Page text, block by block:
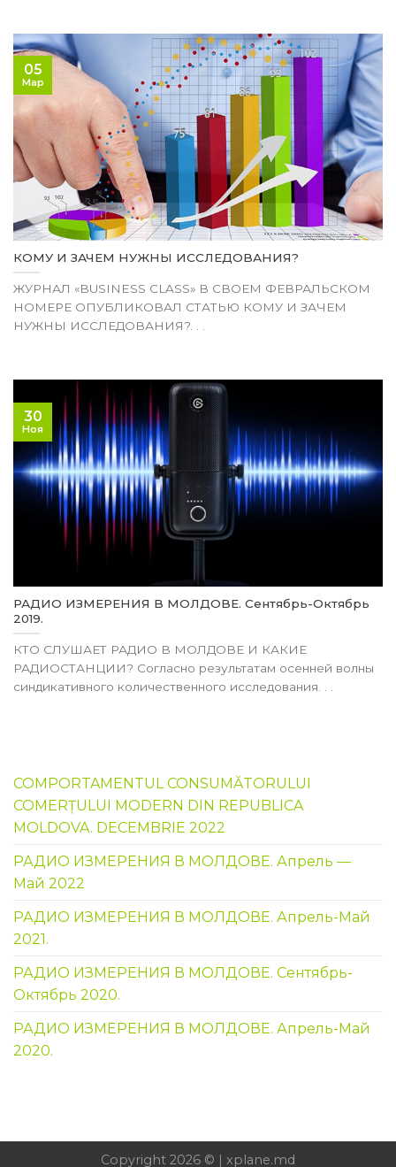
КОМУ И ЗАЧЕМ НУЖНЫ ИССЛЕДОВАНИЯ?
ЖУРНАЛ «BUSINESS CLASS» В СВОЕМ ФЕВРАЛЬСКОМ
НОМЕРЕ ОПУБЛИКОВАЛ СТАТЬЮ КОМУ И ЗАЧЕМ
НУЖНЫ ИССЛЕДОВАНИЯ?. . .
05
Мар
РАДИО ИЗМЕРЕНИЯ В МОЛДОВЕ. Сентябрь-Октябрь
2019.
КТО СЛУШАЕТ РАДИО В МОЛДОВЕ И КАКИЕ
РАДИОСТАНЦИИ? Согласно результатам осенней волны
синдикативного количественного исследования. . .
30
Ноя
COMPORTAMENTUL CONSUMĂTORULUI
COMERȚULUI MODERN DIN REPUBLICA
MOLDOVA. DECEMBRIE 2022
РАДИО ИЗМЕРЕНИЯ В МОЛДОВЕ. Апрель —
Май 2022
РАДИО ИЗМЕРЕНИЯ В МОЛДОВЕ. Апрель-Май
2021.
РАДИО ИЗМЕРЕНИЯ В МОЛДОВЕ. Сентябрь-
Октябрь 2020.
РАДИО ИЗМЕРЕНИЯ В МОЛДОВЕ. Апрель-Май
2020.
Copyright 2026 © | xplane.md